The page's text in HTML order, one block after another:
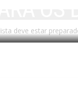
deve estar
0